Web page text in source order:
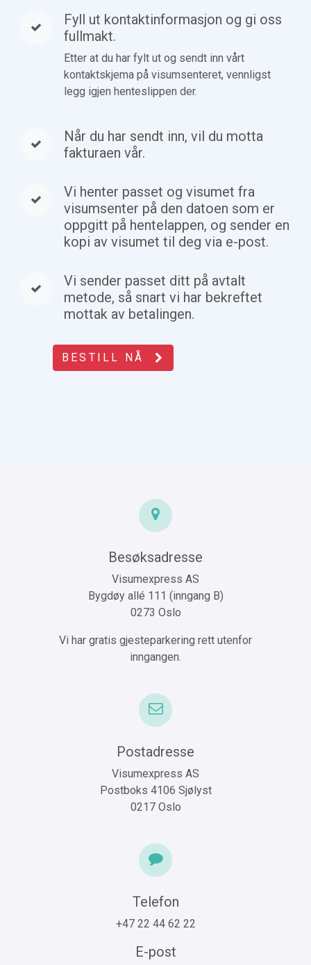
Fyll ut kontaktinformasjon og gi oss
fullmakt.
Etter at du har fylt ut og sendt inn vårt
kontaktskjema på visumsenteret, vennligst
legg igjen henteslippen der.
Når du har sendt inn, vil du motta
fakturaen vår.
Vi henter passet og visumet fra
visumsenter på den datoen som er
oppgitt på hentelappen, og sender en
kopi av visumet til deg via e-post.
Vi sender passet ditt på avtalt
metode, så snart vi har bekreftet
mottak av betalingen.
BESTILL NÅ
Besøksadresse
Visumexpress AS
Bygdøy allé 111 (inngang B)
0273 Oslo
Vi har gratis gjesteparkering rett utenfor
inngangen.
Postadresse
Visumexpress AS
Postboks 4106 Sjølyst
0217 Oslo
Telefon
+47 22 44 62 22
E-post